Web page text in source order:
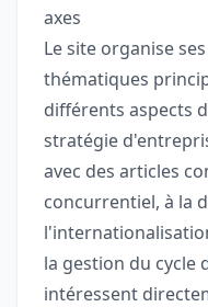
axes
Le site organise
thématiques
différents aspects
stratégie
avec des articles
concurrentiel, à la
la gestion du cycle
intéressent